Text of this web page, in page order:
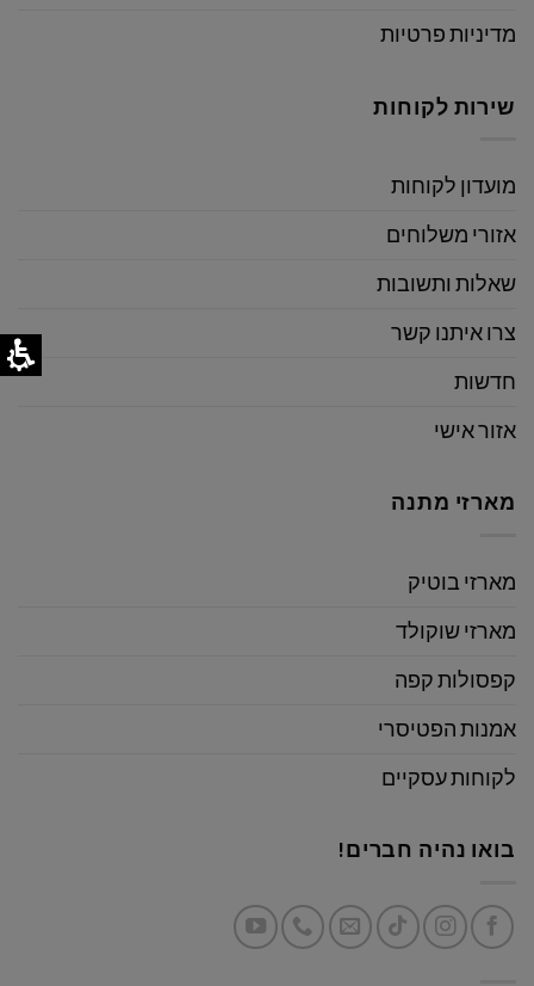
מדיניות פרטיות
שירות לקוחות
מועדון לקוחות
אזורי משלוחים
שאלות ותשובות
צרו איתנו קשר
חדשות
אזור אישי
מארזי מתנה
מארזי בוטיק
מארזי שוקולד
קפסולות קפה
אמנות הפטיסרי
לקוחות עסקיים
בואו נהיה חברים!